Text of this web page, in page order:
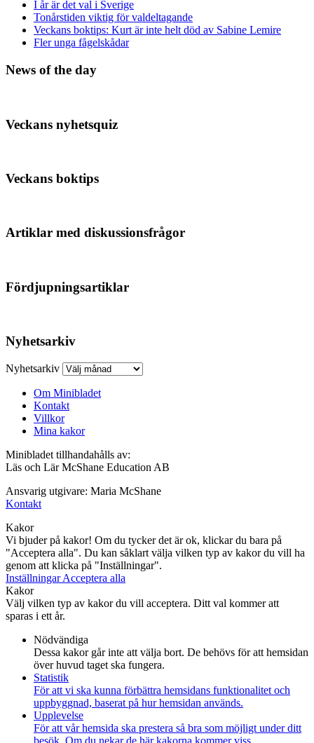
I år är det val i Sverige
Tonårstiden viktig för valdeltagande
Veckans boktips: Kurt är inte helt död av Sabine Lemire
Fler unga fågelskådar
News of the day
Veckans nyhetsquiz
Veckans boktips
Artiklar med diskussionsfrågor
Fördjupningsartiklar
Nyhetsarkiv
Nyhetsarkiv
Om Minibladet
Kontakt
Villkor
Mina kakor
Minibladet tillhandahålls av:
Läs och Lär McShane Education AB
Ansvarig utgivare: Maria McShane
Kontakt
Kakor
Vi bjuder på kakor! Om du tycker det är ok, klickar du bara på
"Acceptera alla". Du kan såklart välja vilken typ av kakor du vill ha
genom att klicka på "Inställningar".
InställningarAcceptera alla
Kakor
Välj vilken typ av kakor du vill acceptera. Ditt val kommer att
sparas i ett år.
Nödvändiga
Dessa kakor går inte att välja bort. De behövs för att hemsidan
över huvud taget ska fungera.
Statistik
För att vi ska kunna förbättra hemsidans funktionalitet och
uppbyggnad, baserat på hur hemsidan används.
Upplevelse
För att vår hemsida ska prestera så bra som möjligt under ditt
besök. Om du nekar de här kakorna kommer viss